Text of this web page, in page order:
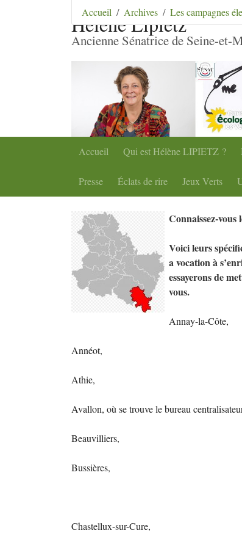
Aller au contenu | Aller au menu Aller au
Hélène Lipietz
Ancienne Sénatrice de Seine-et-
Accueil Qui est HélèneLIPIETZ ?
Presse Éclats de rire Jeux Verts
Accueil Archives Les campagnes
Connaissez-
Voici leurs
a vocation à
essayerons de
vous.
Annay-la-Côte,
Annéot,
Athie,
Avallon, où se trouve le bureau
Beauvilliers,
Bussières,
Chastellux-sur-Cure,